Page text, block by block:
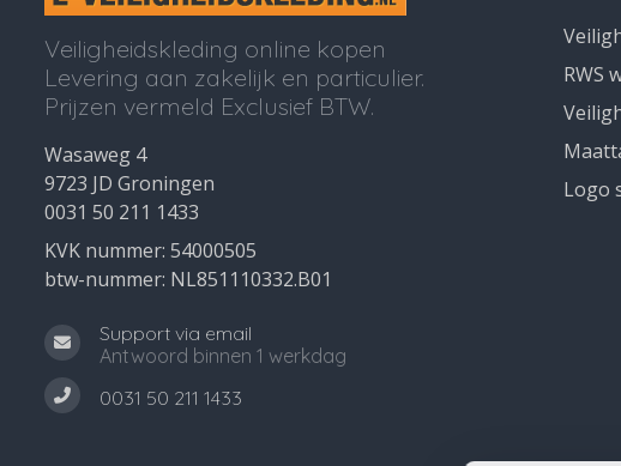
Veiligheidskleding online kopen
Levering aan zakelijk en particulier.
Prijzen vermeld Exclusief BTW.
Wasaweg 4
9723 JD Groningen
0031 50 211 1433
KVK nummer: 54000505
btw-nummer: NL851110332.B01
Support via email
Antwoord binnen 1 werkdag
0031 50 211 1433
RWS
Logo